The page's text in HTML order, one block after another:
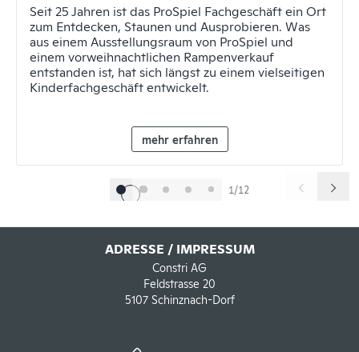
Seit 25 Jahren ist das ProSpiel Fachgeschäft ein Ort
zum Entdecken, Staunen und Ausprobieren. Was
aus einem Ausstellungsraum von ProSpiel und
einem vorweihnachtlichen Rampenverkauf
entstanden ist, hat sich längst zu einem vielseitigen
Kinderfachgeschäft entwickelt.
mehr erfahren
1/12
ADRESSE / IMPRESSUM
Constri AG
Feldstrasse 20
5107 Schinznach-Dorf